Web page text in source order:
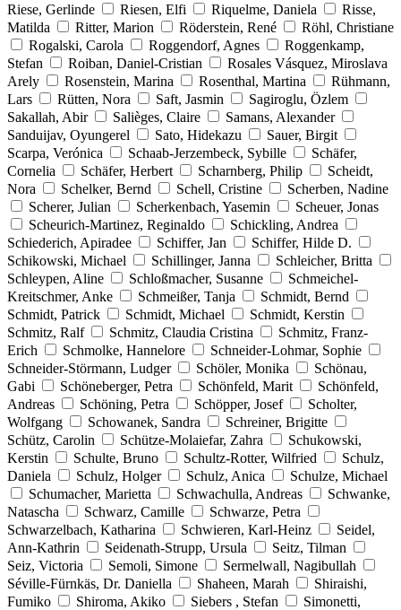
Riese, Gerlinde
Riesen, Elfi Riquelme, Daniela
Risse,
Matilda
Ritter, Marion Röderstein, René
Röhl, Christiane
Rogalski, Carola
Roggendorf, Agnes
Roggenkamp,
Stefan
Roiban, Daniel-Cristian
Rosales Vásquez, Miroslava
Arely
Rosenstein, Marina Rosenthal, Martina
Rühmann,
Lars
Rütten, Nora Saft, Jasmin
Sagiroglu, Özlem
Sakallah, Abir
Salièges, Claire
Samans, Alexander
Sanduijav, Oyungerel
Sato, Hidekazu
Sauer, Birgit
Scarpa, Verónica
Schaab-Jerzembeck, Sybille
Schäfer,
Cornelia
Schäfer, Herbert Scharnberg, Philip
Scheidt,
Nora
Schelker, Bernd Schell, Cristine
Scherben, Nadine
Scherer, Julian
Scherkenbach, Yasemin
Scheuer, Jonas
Scheurich-Martinez, Reginaldo
Schickling, Andrea
Schiederich, Apiradee
Schiffer, Jan
Schiffer, Hilde D.
Schikowski, Michael
Schillinger, Janna
Schleicher, Britta
Schleypen, Aline
Schloßmacher, Susanne
Schmeichel-
Kreitschmer, Anke
Schmeißer, Tanja
Schmidt, Bernd
Schmidt, Patrick
Schmidt, Michael
Schmidt, Kerstin
Schmitz, Ralf
Schmitz, Claudia Cristina
Schmitz, Franz-
Erich
Schmolke, Hannelore
Schneider-Lohmar, Sophie
Schneider-Störmann, Ludger
Schöler, Monika
Schönau,
Gabi
Schöneberger, Petra Schönfeld, Marit
Schönfeld,
Andreas
Schöning, Petra Schöpper, Josef
Scholter,
Wolfgang
Schowanek, Sandra
Schreiner, Brigitte
Schütz, Carolin
Schütze-Molaiefar, Zahra
Schukowski,
Kerstin
Schulte, Bruno Schultz-Rotter, Wilfried
Schulz,
Daniela
Schulz, Holger Schulz, Anica
Schulze, Michael
Schumacher, Marietta
Schwachulla, Andreas
Schwanke,
Natascha
Schwarz, Camille
Schwarze, Petra
Schwarzelbach, Katharina
Schwieren, Karl-Heinz
Seidel,
Ann-Kathrin
Seidenath-Strupp, Ursula
Seitz, Tilman
Seiz, Victoria
Semoli, Simone
Sermelwall, Nagibullah
Séville-Fürnkäs, Dr. Daniella
Shaheen, Marah
Shiraishi,
Fumiko
Shiroma, Akiko Siebers , Stefan
Simonetti,